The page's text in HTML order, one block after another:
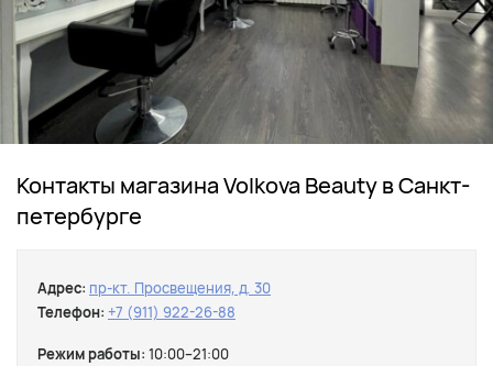
Контакты магазина Volkova Beauty в Санкт-
петербурге
Адрес: пр-кт. Просвещения, д. 30
Телефон: +7 (911) 922-26-88
Режим работы: 10:00–21:00